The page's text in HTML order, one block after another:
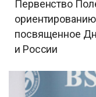
Первенство
посвященное
и России